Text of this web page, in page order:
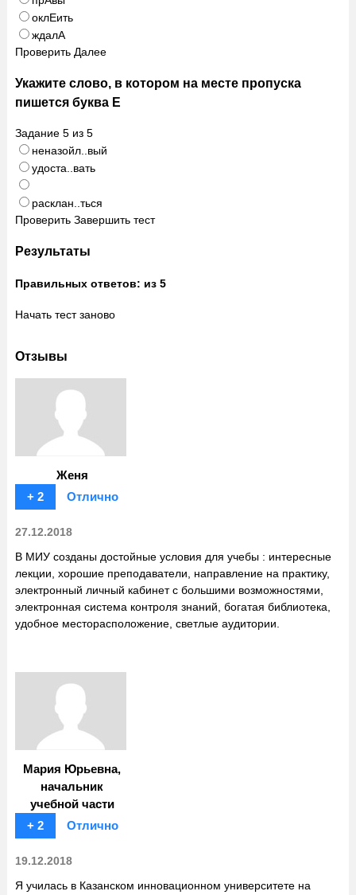
оклЕить
ждалА
Проверить Далее
Укажите слово, в котором на месте пропуска
пишется буква Е
Задание 5из 5
неназойл..вый
удоста..вать
расклан..ться
Проверить Завершить тест
Результаты
Правильных ответов: из 5
Начать тест заново
Отзывы
Женя
+ 2
Отлично
27.12.2018
В МИУ созданы достойные условия для учебы : интересные
лекции, хорошие преподаватели, направление на практику,
электронный личный кабинет с большими возможностями,
электронная система контроля знаний, богатая библиотека,
удобное месторасположение, светлые аудитории.
Мария Юрьевна,
начальник
учебной части
+ 2
Отлично
19.12.2018
Я училась в Казанском инновационном университете на